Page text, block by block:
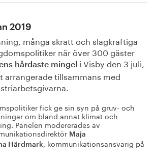
2019
många skratt och slagkraftiga
när över 300 gäster
hårdaste mingel i Visby den 3 juli,
arrangerade tillsammans med
fick ge sin syn på gruv- och
om bland annat klimat och
Panelen modererades av
Maja
Härdmark, kommunikationsansvarig på